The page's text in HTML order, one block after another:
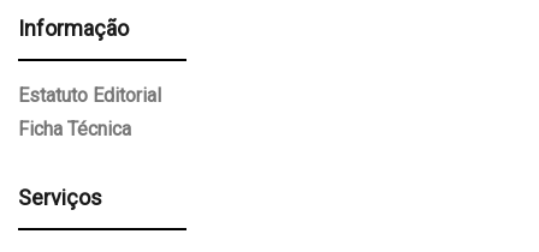
Informação
Estatuto Editorial
Ficha Técnica
Serviços